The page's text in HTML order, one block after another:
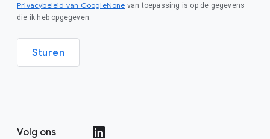
Privacybeleid van GoogleNone van toepassing is op de gegevens
die ik heb opgegeven.
Sturen
Volg ons